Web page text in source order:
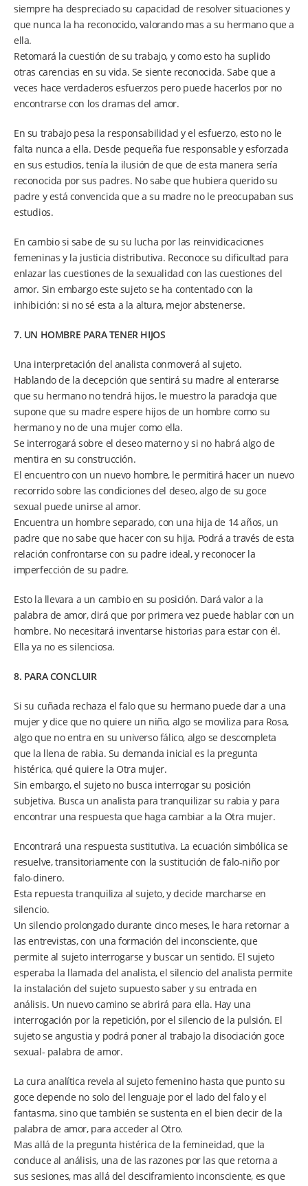
siempre ha despreciado su capacidad de resolver situaciones y
que nunca la ha reconocido, valorando mas a su hermano que a
ella.
Retomará la cuestión de su trabajo, y como esto ha suplido
otras carencias en su vida. Se siente reconocida. Sabe que a
veces hace verdaderos esfuerzos pero puede hacerlos por no
encontrarse con los dramas del amor.
En su trabajo pesa la responsabilidad y el esfuerzo, esto no le
falta nunca a ella. Desde pequeña fue responsable y esforzada
en sus estudios, tenía la ilusión de que de esta manera sería
reconocida por sus padres. No sabe que hubiera querido su
padre y está convencida que a su madre no le preocupaban sus
estudios.
En cambio si sabe de su su lucha por las reinvidicaciones
femeninas y la justicia distributiva. Reconoce su dificultad para
enlazar las cuestiones de la sexualidad con las cuestiones del
amor. Sin embargo este sujeto se ha contentado con la
inhibición: si no sé esta a la altura, mejor abstenerse.
7. UN HOMBRE PARA TENER HIJOS
Una interpretación del analista conmoverá al sujeto.
Hablando de la decepción que sentirá su madre al enterarse
que su hermano no tendrá hijos, le muestro la paradoja que
supone que su madre espere hijos de un hombre como su
hermano y no de una mujer como ella.
Se interrogará sobre el deseo materno y si no habrá algo de
mentira en su construcción.
El encuentro con un nuevo hombre, le permitirá hacer un nuevo
recorrido sobre las condiciones del deseo, algo de su goce
sexual puede unirse al amor.
Encuentra un hombre separado, con una hija de 14 años, un
padre que no sabe que hacer con su hija. Podrá a través de esta
relación confrontarse con su padre ideal, y reconocer la
imperfección de su padre.
Esto la llevara a un cambio en su posición. Dará valor a la
palabra de amor, dirá que por primera vez puede hablar con un
hombre. No necesitará inventarse historias para estar con él.
Ella ya no es silenciosa.
8. PARA CONCLUIR
Si su cuñada rechaza el falo que su hermano puede dar a una
mujer y dice que no quiere un niño, algo se moviliza para Rosa,
algo que no entra en su universo fálico, algo se descompleta
que la llena de rabia. Su demanda inicial es la pregunta
histérica, qué quiere la Otra mujer.
Sin embargo, el sujeto no busca interrogar su posición
subjetiva. Busca un analista para tranquilizar su rabia y para
encontrar una respuesta que haga cambiar a la Otra mujer.
Encontrará una respuesta sustitutiva. La ecuación simbólica se
resuelve, transitoriamente con la sustitución de falo-niño por
falo-dinero.
Esta repuesta tranquiliza al sujeto, y decide marcharse en
silencio.
Un silencio prolongado durante cinco meses, le hara retornar a
las entrevistas, con una formación del inconsciente, que
permite al sujeto interrogarse y buscar un sentido. El sujeto
esperaba la llamada del analista, el silencio del analista permite
la instalación del sujeto supuesto saber y su entrada en
análisis. Un nuevo camino se abrirá para ella. Hay una
interrogación por la repetición, por el silencio de la pulsión. El
sujeto se angustia y podrá poner al trabajo la disociación goce
sexual- palabra de amor.
La cura analítica revela al sujeto femenino hasta que punto su
goce depende no solo del lenguaje por el lado del falo y el
fantasma, sino que también se sustenta en el bien decir de la
palabra de amor, para acceder al Otro.
Mas allá de la pregunta histérica de la femineidad, que la
conduce al análisis, una de las razones por las que retorna a
sus sesiones, mas allá del desciframiento inconsciente, es que